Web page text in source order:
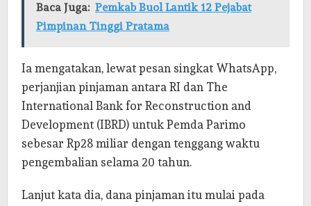
Baca Juga: Pemkab Buol Lantik 12 Pejabat
Pimpinan Tinggi Pratama
Ia mengatakan, lewat pesan singkat WhatsApp,
perjanjian pinjaman antara RI dan The
International Bank for Reconstruction and
Development (IBRD) untuk Pemda Parimo
sebesar Rp28 miliar dengan tenggang waktu
pengembalian selama 20 tahun.
Lanjut kata dia, dana pinjaman itu mulai pada